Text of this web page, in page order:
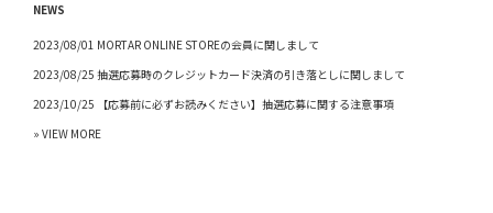
NEWS
2023/08/01 MORTAR ONLINE STOREの会員に関しまして
2023/08/25 抽選応募時のクレジットカード決済の引き落としに関しまして
2023/10/25 【応募前に必ずお読みください】抽選応募に関する注意事項
» VIEW MORE